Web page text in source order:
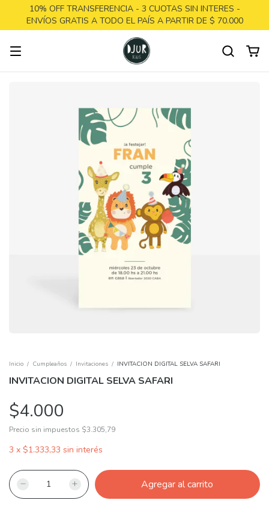
10% OFF TRANSFERENCIA - 3 CUOTAS SIN INTERES -
ENVÍOS GRATIS A TODO EL PAÍS A PARTIR DE $ 70.000
Inicio / Cumpleaños / Invitaciones / INVITACION DIGITAL SELVA SAFARI
INVITACION DIGITAL SELVA SAFARI
$4.000
Precio sin impuestos $3.305,79
3 x $1.333,33 sin interés